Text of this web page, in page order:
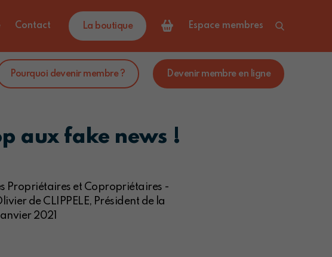
Contact La boutique Espace membres
Pourquoi devenir membre ? Devenir membre en ligne
aux fake news !
Propriétaires et Copropriétaires -
de CLIPPELE, Président de la
2021